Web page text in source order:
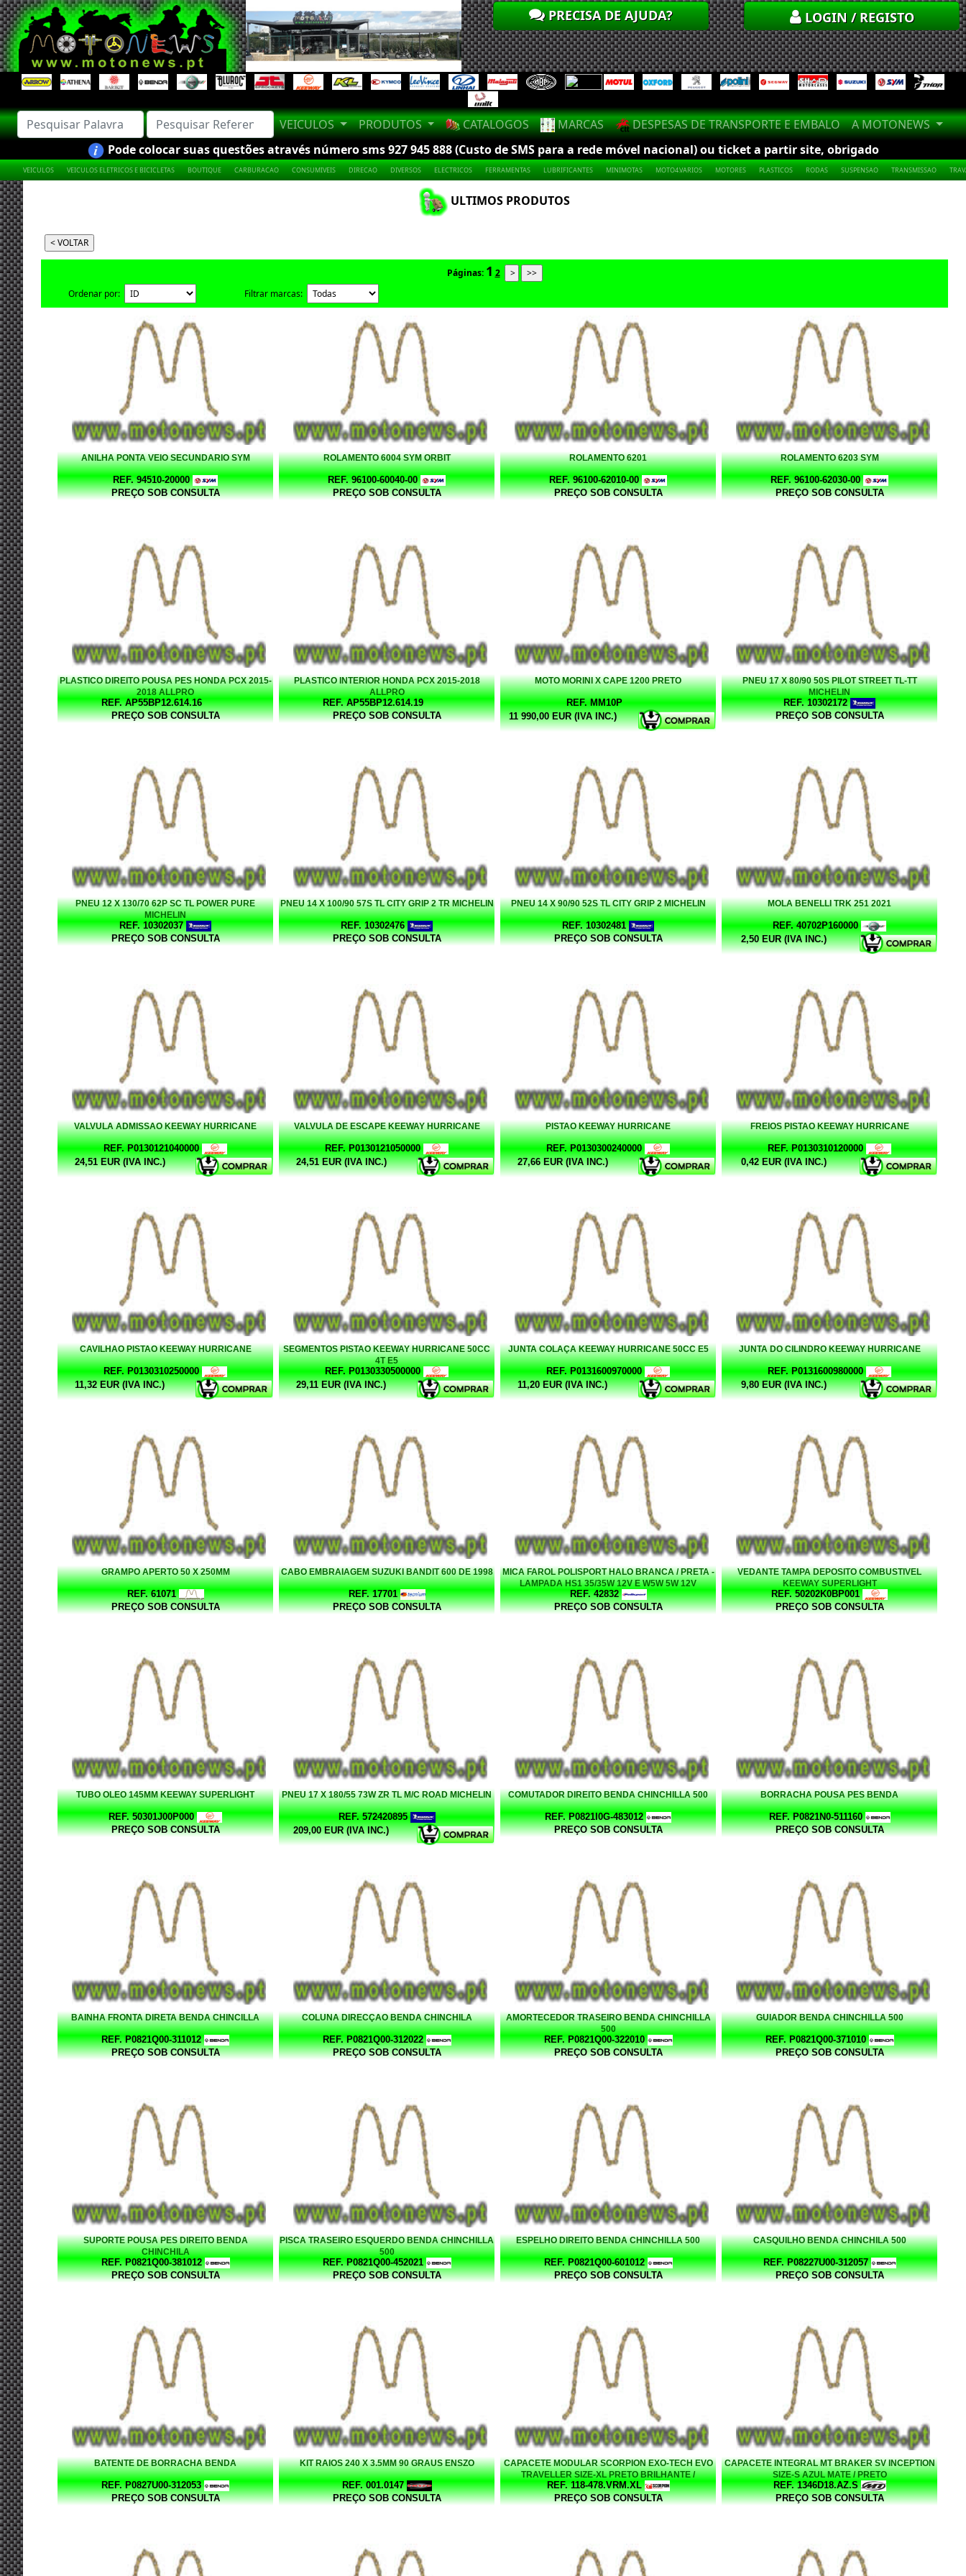
PRECISA DE AJUDA? LOGIN / REGISTO
VEICULOS PRODUTOS CATALOGOS MARCAS DESPESAS DE TRANSPORTE E EMBALO
A MOTONEWS
Pode colocar suas questões através número sms 927 945 888 (Custo de SMS para a rede móvel nacional) ou ticket a partir site, obrigado
VEICULOS VEICULOS ELETRICOS E BICICLETAS BOUTIQUE CARBURACAO CONSUMIVEIS DIRECAO DIVERSOS ELECTRICOS FERRAMENTAS LUBRIFICANTES MINIMOTAS MOTO4.VARIOS MOTORES PLASTICOS RODAS SUSPENSAO TRANSMISSAO
ULTIMOS PRODUTOS
Páginas: 1 2
Ordenar por:
Filtrar marcas:
ANILHA PONTA VEIO SECUNDARIO SYM
REF. 94510-20000
PREÇO SOB CONSULTA
ROLAMENTO 6004 SYM ORBIT
REF. 96100-60040-00
PREÇO SOB CONSULTA
ROLAMENTO 6201
REF. 96100-62010-00
PREÇO SOB CONSULTA
ROLAMENTO 6203 SYM
REF. 96100-62030-00
PREÇO SOB CONSULTA
PLASTICO DIREITO POUSA PES HONDA PCX 2015-
2018 ALLPRO
REF. AP55BP12.614.16
PREÇO SOB CONSULTA
PLASTICO INTERIOR HONDA PCX 2015-2018
ALLPRO
REF. AP55BP12.614.19
PREÇO SOB CONSULTA
MOTO MORINI X CAPE 1200 PRETO
REF. MM10P
11 990,00 EUR (IVA INC.)
PNEU 17 X 80/90 50S PILOT STREET TL-TT
MICHELIN
REF. 10302172
PREÇO SOB CONSULTA
PNEU 12 X 130/70 62P SC TL POWER PURE
MICHELIN
REF. 10302037
PREÇO SOB CONSULTA
PNEU 14 X 100/90 57S TL CITY GRIP 2 TR MICHELIN
REF. 10302476
PREÇO SOB CONSULTA
PNEU 14 X 90/90 52S TL CITY GRIP 2 MICHELIN
REF. 10302481
PREÇO SOB CONSULTA
MOLA BENELLI TRK 251 2021
REF. 40702P160000
2,50 EUR (IVA INC.)
VALVULA ADMISSAO KEEWAY HURRICANE
REF. P0130121040000
24,51 EUR (IVA INC.)
VALVULA DE ESCAPE KEEWAY HURRICANE
REF. P0130121050000
24,51 EUR (IVA INC.)
PISTAO KEEWAY HURRICANE
REF. P0130300240000
27,66 EUR (IVA INC.)
FREIOS PISTAO KEEWAY HURRICANE
REF. P0130310120000
0,42 EUR (IVA INC.)
CAVILHAO PISTAO KEEWAY HURRICANE
REF. P0130310250000
11,32 EUR (IVA INC.)
SEGMENTOS PISTAO KEEWAY HURRICANE 50CC
4T E5
REF. P0130330500000
29,11 EUR (IVA INC.)
JUNTA COLAÇA KEEWAY HURRICANE 50CC E5
REF. P0131600970000
11,20 EUR (IVA INC.)
JUNTA DO CILINDRO KEEWAY HURRICANE
REF. P0131600980000
9,80 EUR (IVA INC.)
GRAMPO APERTO 50 X 250MM
REF. 61071
PREÇO SOB CONSULTA
CABO EMBRAIAGEM SUZUKI BANDIT 600 DE 1998
REF. 17701
PREÇO SOB CONSULTA
MICA FAROL POLISPORT HALO BRANCA / PRETA -
LAMPADA HS1 35/35W 12V E W5W 5W 12V
REF. 42832
PREÇO SOB CONSULTA
VEDANTE TAMPA DEPOSITO COMBUSTIVEL
KEEWAY SUPERLIGHT
REF. 50202K0BP001
PREÇO SOB CONSULTA
TUBO OLEO 145MM KEEWAY SUPERLIGHT
REF. 50301J00P000
PREÇO SOB CONSULTA
PNEU 17 X 180/55 73W ZR TL M/C ROAD MICHELIN
REF. 572420895
209,00 EUR (IVA INC.)
COMUTADOR DIREITO BENDA CHINCHILLA 500
REF. P0821I0G-483012
PREÇO SOB CONSULTA
BORRACHA POUSA PES BENDA
REF. P0821N0-511160
PREÇO SOB CONSULTA
BAINHA FRONTA DIRETA BENDA CHINCILLA
REF. P0821Q00-311012
PREÇO SOB CONSULTA
COLUNA DIRECÇAO BENDA CHINCHILA
REF. P0821Q00-312022
PREÇO SOB CONSULTA
AMORTECEDOR TRASEIRO BENDA CHINCHILLA
500
REF. P0821Q00-322010
PREÇO SOB CONSULTA
GUIADOR BENDA CHINCHILLA 500
REF. P0821Q00-371010
PREÇO SOB CONSULTA
SUPORTE POUSA PES DIREITO BENDA
CHINCHILA
REF. P0821Q00-381012
PREÇO SOB CONSULTA
PISCA TRASEIRO ESQUERDO BENDA CHINCHILLA
500
REF. P0821Q00-452021
PREÇO SOB CONSULTA
ESPELHO DIREITO BENDA CHINCHILLA 500
REF. P0821Q00-601012
PREÇO SOB CONSULTA
CASQUILHO BENDA CHINCHILA 500
REF. P08227U00-312057
PREÇO SOB CONSULTA
BATENTE DE BORRACHA BENDA
REF. P0827U00-312053
PREÇO SOB CONSULTA
KIT RAIOS 240 X 3.5MM 90 GRAUS ENSZO
REF. 001.0147
PREÇO SOB CONSULTA
CAPACETE MODULAR SCORPION EXO-TECH EVO
TRAVELLER SIZE-XL PRETO BRILHANTE /
VERMELHO
REF. 118-478.VRM.XL
PREÇO SOB CONSULTA
CAPACETE INTEGRAL MT BRAKER SV INCEPTION
SIZE-S AZUL MATE / PRETO
REF. 1346D18.AZ.S
PREÇO SOB CONSULTA